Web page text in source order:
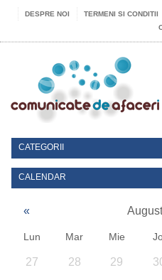
DESPRE NOI TERMENI SI CONDITII
CATEGORII
CALENDAR
«
Lun Mar Mie
27 28 29